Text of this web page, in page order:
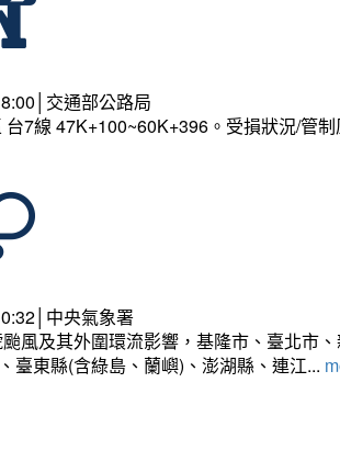
交通部公路局
台7線 47K+100~60K+396。受損狀況/管
中央氣象署
風及其外圍環流影響，基隆市、臺北市
臺東縣(含綠島、蘭嶼)、澎湖縣、連江...